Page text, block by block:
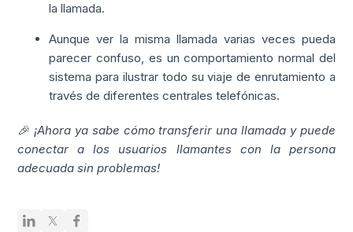
la llamada.
Aunque ver la misma llamada varias veces pueda
parecer confuso, es un comportamiento normal del
sistema para ilustrar todo su viaje de enrutamiento a
través de diferentes centrales telefónicas.
🎉 ¡Ahora ya sabe cómo transferir una llamada y puede
conectar a los usuarios llamantes con la persona
adecuada sin problemas!